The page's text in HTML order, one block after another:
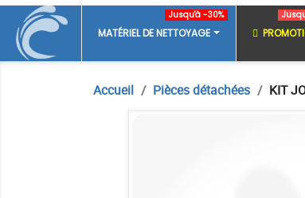
MATÉRIEL DE NETTOYAGE
Jusqu'à -30%
Accueil Pièces détachées KIT